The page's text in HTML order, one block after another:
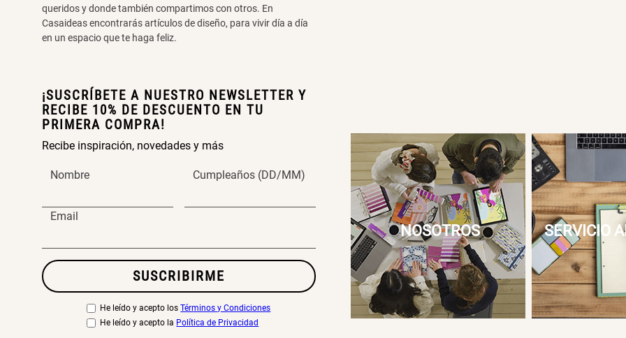
queridos y donde también compartimos con otros. En
Casaideas encontrarás artículos de diseño, para vivir día a día
en un espacio que te haga feliz.
¡SUSCRÍBETE A NUESTRO NEWSLETTER Y
RECIBE 10% DE DESCUENTO EN TU
PRIMERA COMPRA!
Recibe inspiración, novedades y más
Nombre Cumpleaños (DD/MM)
Email
SUSCRIBIRME
He leído y acepto los Términos y Condiciones
He leído y acepto la Política de Privacidad
NOSOTROS SERVICIO